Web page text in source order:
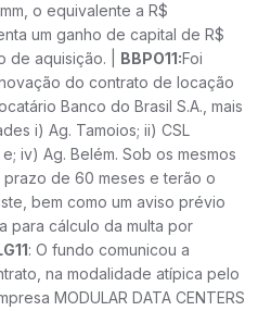
o equivalente a R$
um ganho de capital de R$
de aquisição. | BBPO11:Foi
do contrato de locação
Banco do Brasil S.A., mais
i) Ag. Tamoios; ii) CSL
iv) Ag. Belém. Sob os mesmos
de 60 meses e terão o
bem como um aviso prévio
para cálculo da multa por
: O fundo comunicou a
na modalidade atípica pelo
MODULAR DATA CENTERS